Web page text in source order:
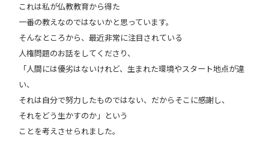
これは私が仏教教育から得た
一番の教えなのではないかと思っています。
そんなところから、最近非常に注目されている
人権問題のお話をしてくださり、
「人間には優劣はないけれど、生まれた環境やスタート地点が違
い、
それは自分で努力したものではない、だからそこに感謝し、
それをどう生かすのか」という
ことを考えさせられました。